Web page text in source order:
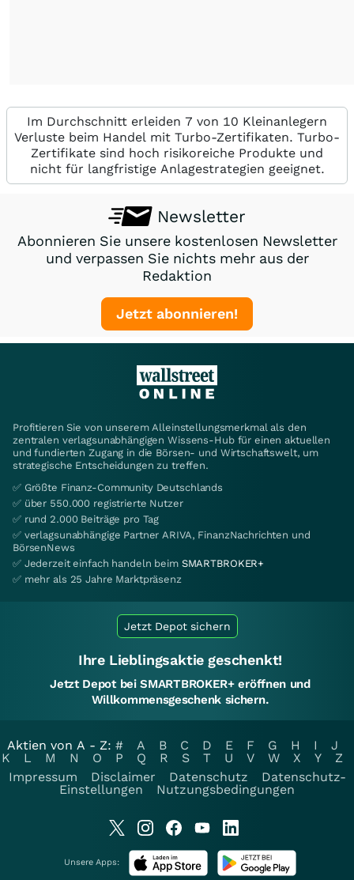
Im Durchschnitt erleiden 7 von 10 Kleinanlegern
Verluste beim Handel mit Turbo-Zertifikaten. Turbo-
Zertifikate sind hoch risikoreiche Produkte und
nicht für langfristige Anlagestrategien geeignet.
Newsletter
Abonnieren Sie unsere kostenlosen Newsletter
und verpassen Sie nichts mehr aus der
Redaktion
Jetzt abonnieren!
Profitieren Sie von unserem Alleinstellungsmerkmal als den
zentralen verlagsunabhängigen Wissens-Hub für einen aktuellen
und fundierten Zugang in die Börsen- und Wirtschaftswelt, um
strategische Entscheidungen zu treffen.
✅ Größte Finanz-Community Deutschlands
✅ über 550.000 registrierte Nutzer
✅ rund 2.000 Beiträge pro Tag
✅ verlagsunabhängige Partner ARIVA, FinanzNachrichten und
BörsenNews
✅ Jederzeit einfach handeln beim SMARTBROKER+
✅ mehr als 25 Jahre Marktpräsenz
Jetzt Depot sichern
Ihre Lieblingsaktie geschenkt!
Jetzt Depot bei SMARTBROKER+ eröffnen und
Willkommensgeschenk sichern.
Aktien von A - Z: # A B C D E F G H I
J
K
L M N O P Q R S T U V W X Y
Z
Impressum
Disclaimer Datenschutz
Datenschutz-
Einstellungen
Nutzungsbedingungen
Unsere Apps: